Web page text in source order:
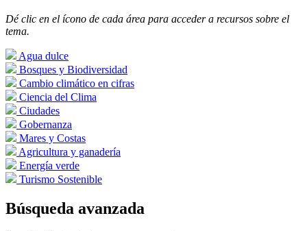
Dé clic en el ícono de cada área para acceder a recursos sobre el
tema.
Agua dulce
Bosques y Biodiversidad
Cambio climático en cifras
Ciencia del Clima
Ciudades
Gobernanza
Mares y Costas
Agricultura y ganadería
Energía verde
Turismo Sostenible
Búsqueda avanzada